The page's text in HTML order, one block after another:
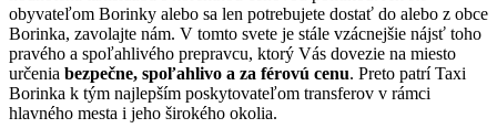
obyvateľom Borinky alebo sa len potrebujete dostať do alebo z obce
Borinka, zavolajte nám. V tomto svete je stále vzácnejšie nájsť toho
pravého a spoľahlivého prepravcu, ktorý Vás dovezie na miesto
určenia bezpečne, spoľahlivo a za férovú cenu. Preto patrí Taxi
Borinka k tým najlepším poskytovateľom transferov v rámci
hlavného mesta i jeho širokého okolia.